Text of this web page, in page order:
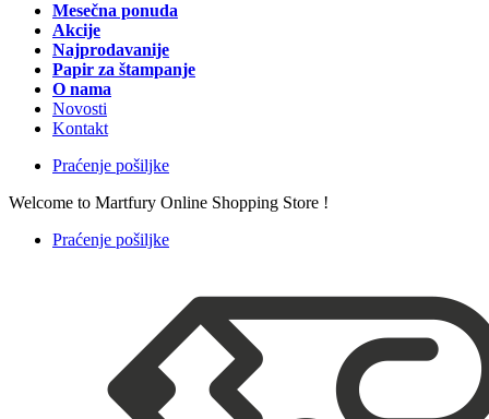
Mesečna ponuda
Akcije
Najprodavanije
Papir za štampanje
O nama
Novosti
Kontakt
Praćenje pošiljke
Welcome to Martfury Online Shopping Store !
Praćenje pošiljke